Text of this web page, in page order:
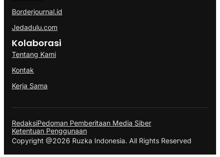
Borderjournal.id
Jedadulu.com
Kolaborasi
Tentang Kami
Kontak
Kerja Sama
RedaksiPedoman Pemberitaan Media Siber
Ketentuan Penggunaan
Copyright @2026 Ruzka Indonesia. All Rights Reserved